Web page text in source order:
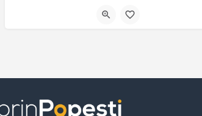
26.15127Strada Sergent Ion Pechiu 3-7, București, România,